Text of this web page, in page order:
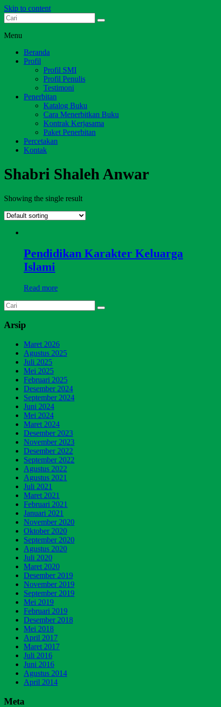
Skip to content
Dari Jambi untuk Indonesia
Menu
Beranda
Profil
Profil SMI
Profil Penulis
Testimoni
Penerbitan
Katalog Buku
Cara Menerbitkan Buku
Kontrak Kerjasama
Paket Penerbitan
Percetakan
Kontak
Shabri Shaleh Anwar
Showing the single result
Pendidikan Karakter Keluarga
Islami
Read more
Arsip
Maret 2026
Agustus 2025
Juli 2025
Mei 2025
Februari 2025
Desember 2024
September 2024
Juni 2024
Mei 2024
Maret 2024
Desember 2023
November 2023
Desember 2022
September 2022
Agustus 2022
Agustus 2021
Juli 2021
Maret 2021
Februari 2021
Januari 2021
November 2020
Oktober 2020
September 2020
Agustus 2020
Juli 2020
Maret 2020
Desember 2019
November 2019
September 2019
Mei 2019
Februari 2019
Desember 2018
Mei 2018
April 2017
Maret 2017
Juli 2016
Juni 2016
Agustus 2014
April 2014
Meta